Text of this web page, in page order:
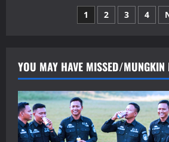
Dewan
Pimpinan
Jawa
Barat
Paginasi
1 2 3 4
YOU MAY HAVE MISSED/MUNGKIN